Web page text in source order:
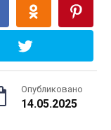
Опубликовано
14.05.2025